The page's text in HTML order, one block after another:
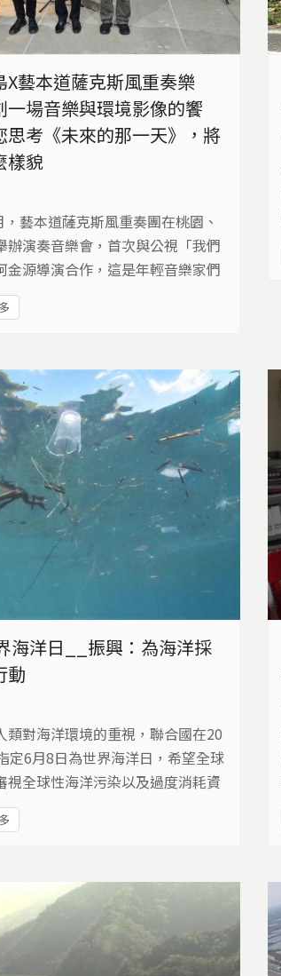
X藝本道薩克斯風重奏樂
一場音樂與環境影像的饗
思考《未來的那一天》，將
樣貌
藝本道薩克斯風重奏團在桃園、
辦演奏音樂會，首次與公視「我們
金源導演合作，這是年輕音樂家們
題，嘗試跨域共創的表現形式。
海洋日__振興：為海洋採
動
類對海洋環境的重視，聯合國在20
定6月8日為世界海洋日，希望全球
視全球性海洋污染以及過度消耗資
今年主題是振興：為海洋採取集體